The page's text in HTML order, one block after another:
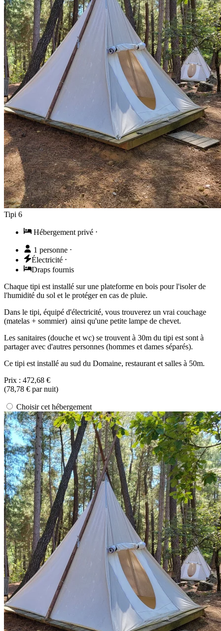
Tipi 6
Hébergement privé ⋅
1 personne ⋅
Électricité ⋅
Draps fournis
Chaque tipi est installé sur une plateforme en bois pour l'isoler de
l'humidité du sol et le protéger en cas de pluie.
Dans le tipi, équipé d'électricité, vous trouverez un vrai couchage
(matelas + sommier) ainsi qu'une petite lampe de chevet.
Les sanitaires (douche et wc) se trouvent à 30m du tipi est sont à
partager avec d'autres personnes (hommes et dames séparés).
Ce tipi est installé au sud du Domaine, restaurant et salles à 50m.
Prix : 472,68 €
(78,78 € par nuit)
Choisir cet hébergement